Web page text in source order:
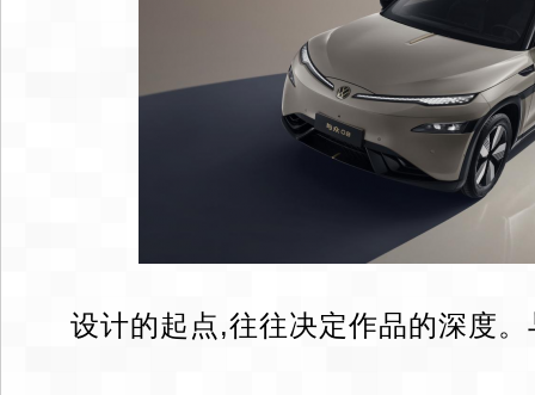
设计的起点,往往决定作品的深度